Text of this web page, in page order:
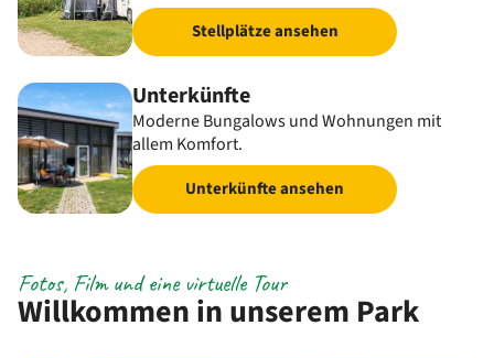
Stellplätze ansehen
Unterkünfte
Moderne Bungalows und Wohnungen mit
allem Komfort.
Unterkünfte ansehen
Willkommen in unserem Park
Fotos, Film und eine virtuelle Tour